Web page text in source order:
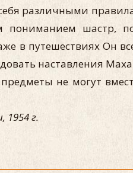
различными
пониманием шастр,
путешествиях Он
наставления
не могут
1954 г.